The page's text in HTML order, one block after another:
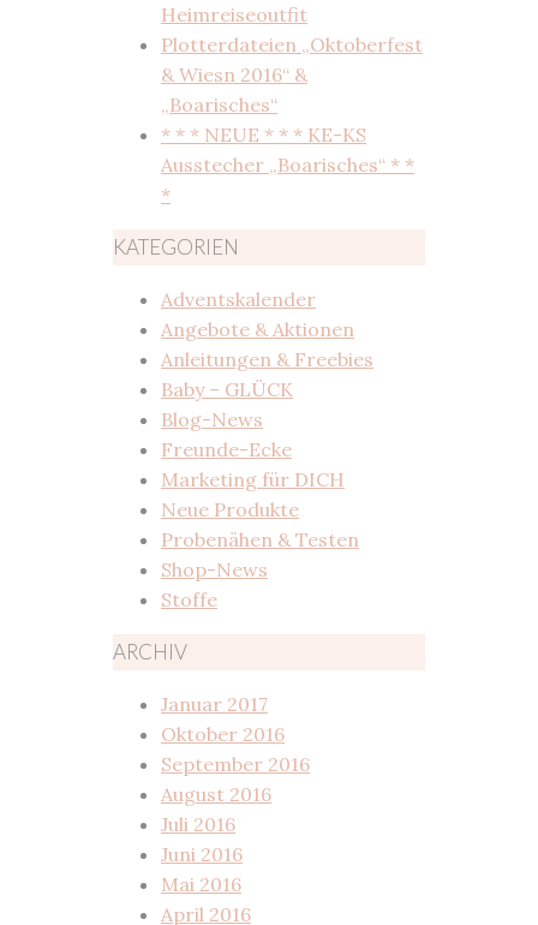
Heimreiseoutfit
Plotterdateien „Oktoberfest
& Wiesn 2016“ &
„Boarisches“
* * * NEUE * * * KE-KS
Ausstecher „Boarisches“ * *
*
KATEGORIEN
Adventskalender
Angebote & Aktionen
Anleitungen & Freebies
Baby – GLÜCK
Blog-News
Freunde-Ecke
Marketing für DICH
Neue Produkte
Probenähen & Testen
Shop-News
Stoffe
ARCHIV
Januar 2017
Oktober 2016
September 2016
August 2016
Juli 2016
Juni 2016
Mai 2016
April 2016